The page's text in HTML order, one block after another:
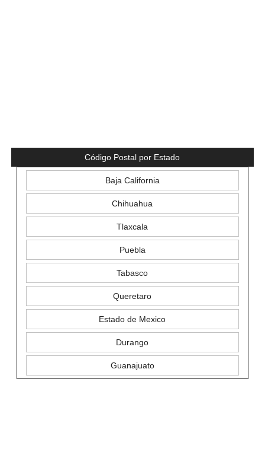
Código Postal por Estado
Baja California
Chihuahua
Tlaxcala
Puebla
Tabasco
Queretaro
Estado de Mexico
Durango
Guanajuato